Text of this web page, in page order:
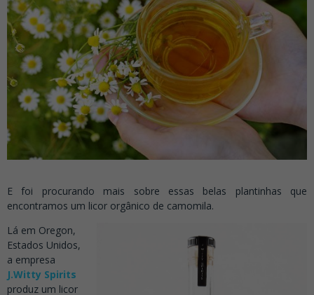
E foi procurando mais sobre essas belas plantinhas que
encontramos um licor orgânico de camomila.
Lá em Oregon,
Estados Unidos,
a empresa
J.Witty Spirits
produz um licor